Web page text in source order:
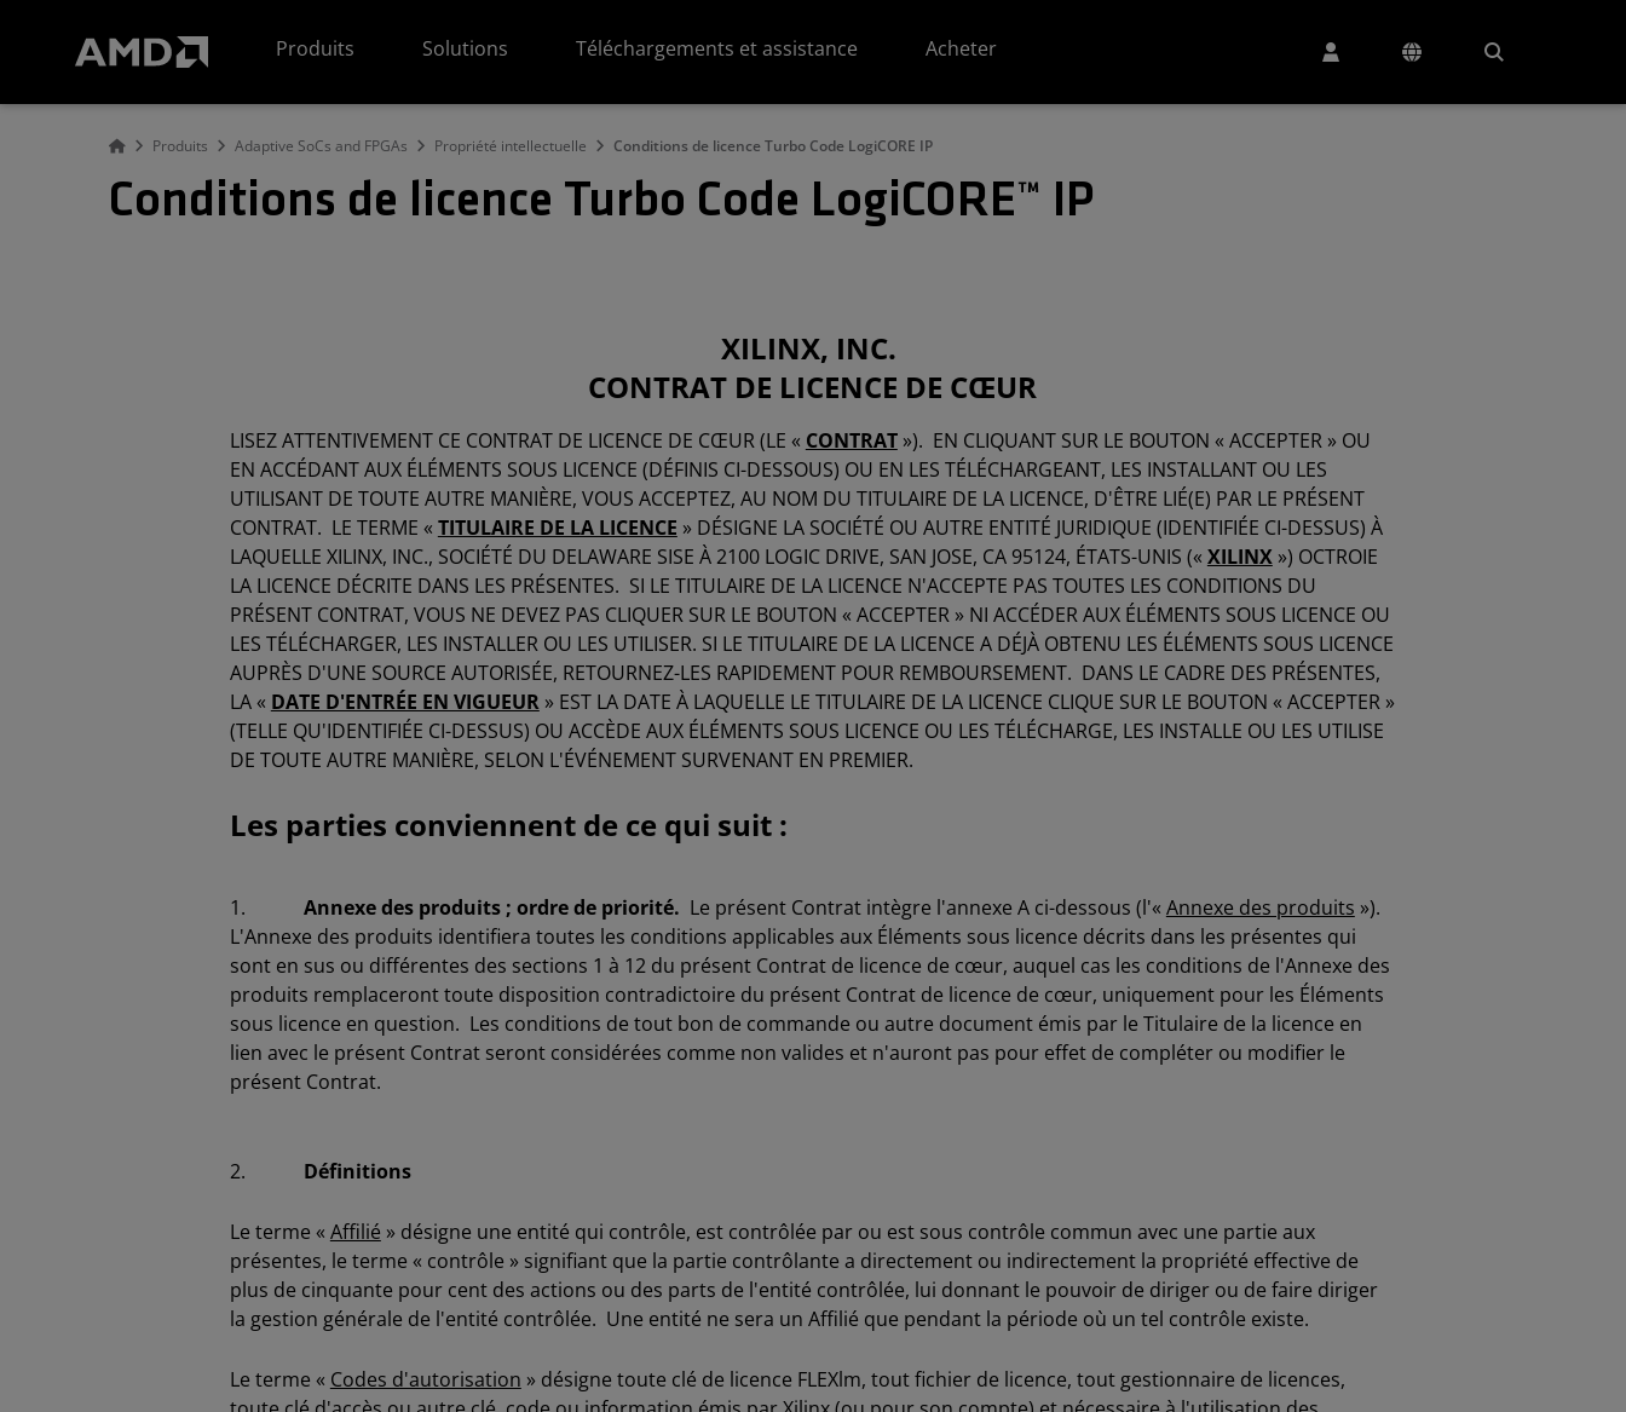
Produits
Solutions Téléchargements et assistance Acheter
Produits Adaptive SoCs and FPGAs Propriété intellectuelle Conditions de licence Turbo Code LogiCORE IP
Conditions de licence Turbo Code LogiCORE™ IP
XILINX, INC.
CONTRAT DE LICENCE DE CŒUR
LISEZ ATTENTIVEMENT CE CONTRAT DE LICENCE DE CŒUR (LE « CONTRAT»). EN CLIQUANT SUR LE BOUTON « ACCEPTER » OU
EN ACCÉDANT AUX ÉLÉMENTS SOUS LICENCE (DÉFINIS CI-DESSOUS) OU EN LES TÉLÉCHARGEANT, LES INSTALLANT OU LES
UTILISANT DE TOUTE AUTRE MANIÈRE, VOUS ACCEPTEZ, AU NOM DU TITULAIRE DE LA LICENCE, D'ÊTRE LIÉ(E) PAR LE PRÉSENT
CONTRAT. LE TERME « TITULAIRE DE LA LICENCE » DÉSIGNE LA SOCIÉTÉ OU AUTRE ENTITÉ JURIDIQUE (IDENTIFIÉE CI-DESSUS) À
LAQUELLE XILINX, INC., SOCIÉTÉ DU DELAWARE SISE À 2100 LOGIC DRIVE, SAN JOSE, CA 95124, ÉTATS-UNIS (« XILINX») OCTROIE
LA LICENCE DÉCRITE DANS LES PRÉSENTES. SI LE TITULAIRE DE LA LICENCE N'ACCEPTE PAS TOUTES LES CONDITIONS DU
PRÉSENT CONTRAT, VOUS NE DEVEZ PAS CLIQUER SUR LE BOUTON « ACCEPTER » NI ACCÉDER AUX ÉLÉMENTS SOUS LICENCE OU
LES TÉLÉCHARGER, LES INSTALLER OU LES UTILISER. SI LE TITULAIRE DE LA LICENCE A DÉJÀ OBTENU LES ÉLÉMENTS SOUS LICENCE
AUPRÈS D'UNE SOURCE AUTORISÉE, RETOURNEZ-LES RAPIDEMENT POUR REMBOURSEMENT. DANS LE CADRE DES PRÉSENTES,
LA « DATE D'ENTRÉE EN VIGUEUR» EST LA DATE À LAQUELLE LE TITULAIRE DE LA LICENCE CLIQUE SUR LE BOUTON « ACCEPTER »
(TELLE QU'IDENTIFIÉE CI-DESSUS) OU ACCÈDE AUX ÉLÉMENTS SOUS LICENCE OU LES TÉLÉCHARGE, LES INSTALLE OU LES UTILISE
DE TOUTE AUTRE MANIÈRE, SELON L'ÉVÉNEMENT SURVENANT EN PREMIER.
Les parties conviennent de ce qui suit :
1. Annexe des produits ; ordre de priorité. Le présent Contrat intègre l'annexe A ci-dessous (l'« Annexe des produits »).
L'Annexe des produits identifiera toutes les conditions applicables aux Éléments sous licence décrits dans les présentes qui
sont en sus ou différentes des sections 1 à 12 du présent Contrat de licence de cœur, auquel cas les conditions de l'Annexe des
produits remplaceront toute disposition contradictoire du présent Contrat de licence de cœur, uniquement pour les Éléments
sous licence en question. Les conditions de tout bon de commande ou autre document émis par le Titulaire de la licence en
lien avec le présent Contrat seront considérées comme non valides et n'auront pas pour effet de compléter ou modifier le
présent Contrat.
2. Définitions
Le terme « Affilié » désigne une entité qui contrôle, est contrôlée par ou est sous contrôle commun avec une partie aux
présentes, le terme « contrôle » signifiant que la partie contrôlante a directement ou indirectement la propriété effective de
plus de cinquante pour cent des actions ou des parts de l'entité contrôlée, lui donnant le pouvoir de diriger ou de faire diriger
la gestion générale de l'entité contrôlée. Une entité ne sera un Affilié que pendant la période où un tel contrôle existe.
Le terme « Codes d'autorisation » désigne toute clé de licence FLEXlm, tout fichier de licence, tout gestionnaire de licences,